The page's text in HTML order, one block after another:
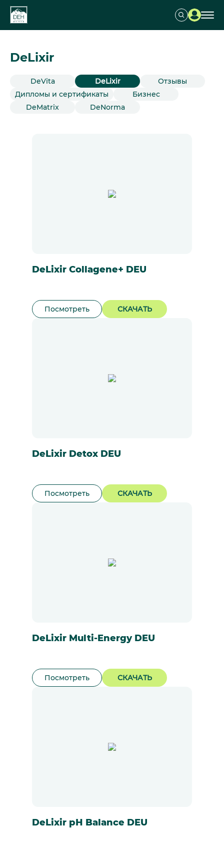
DeLixir
DeVita DeLixir
Отзывы
Дипломы и сертификаты
Бизнес
DeMatrix
DeNorma
DeLixir Collagene+ DEU
Посмотреть СКАЧАТЬ
DeLixir Detox DEU
Посмотреть СКАЧАТЬ
DeLixir Multi-Energy DEU
Посмотреть СКАЧАТЬ
DeLixir pH Balance DEU